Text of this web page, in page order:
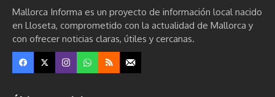
Mallorca Informa es un proyecto de información local nacido
en Lloseta, comprometido con la actualidad de Mallorca y
con ofrecer noticias claras, útiles y cercanas.